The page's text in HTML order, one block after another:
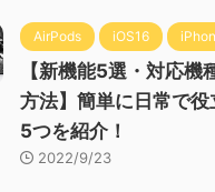
AirPods iOS16
【新機能5選・対応機
方法】簡単に日常で
5つを紹介！
2022/9/23